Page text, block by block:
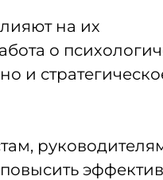
на их
о
и